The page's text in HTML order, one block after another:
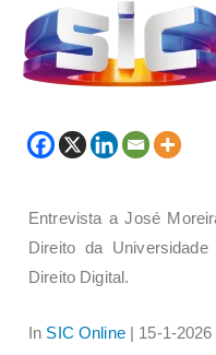
Entrevista a José
Direito da
Direito Digital.
In SIC Online| 15-1-2026